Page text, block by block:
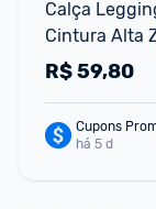
Calça
Cintura Alta
R$59,80
Cupons
há 5 d